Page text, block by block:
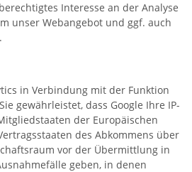
Interesse an der Analyse
unser Webangebot und ggf. auch
in Verbindung mit der Funktion
gewährleistet, dass Google Ihre IP-
der Europäischen
des Abkommens über
vor der Übermittlung in
geben, in denen